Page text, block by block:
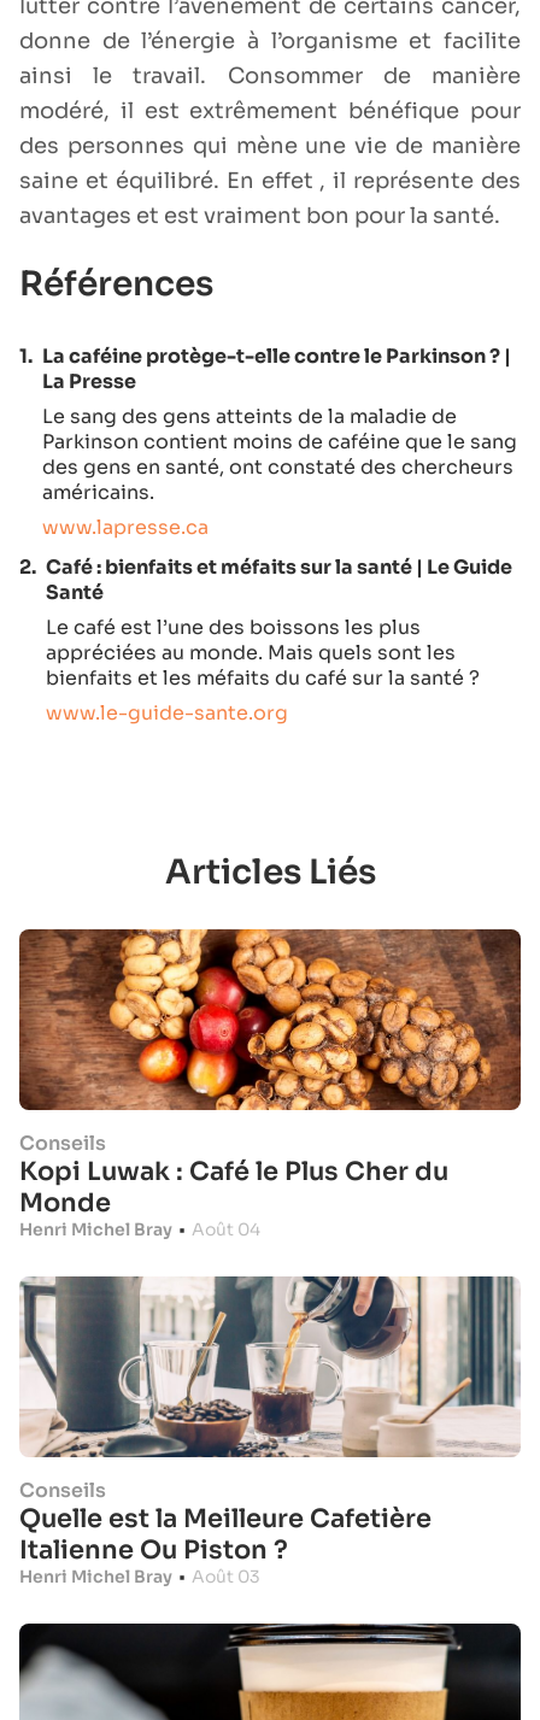
lutter contre l’avènement de certains cancer,
donne de l’énergie à l’organisme et facilite
ainsi le travail. Consommer de manière
modéré, il est extrêmement bénéfique pour
des personnes qui mène une vie de manière
saine et équilibré. En effet , il représente des
avantages et est vraiment bon pour la santé.
Références
1. La caféine protège-t-elle contre le Parkinson ? |
La Presse
Le sang des gens atteints de la maladie de
Parkinson contient moins de caféine que le sang
des gens en santé, ont constaté des chercheurs
américains.
www.lapresse.ca
2. Café : bienfaits et méfaits sur la santé | Le Guide
Santé
Le café est l’une des boissons les plus
appréciées au monde. Mais quels sont les
bienfaits et les méfaits du café sur la santé ?
www.le-guide-sante.org
Articles Liés
Conseils
Kopi Luwak : Café le Plus Cher du
Monde
Henri Michel Bray • Août 04
Conseils
Quelle est la Meilleure Cafetière
Italienne Ou Piston ?
Henri Michel Bray • Août 03